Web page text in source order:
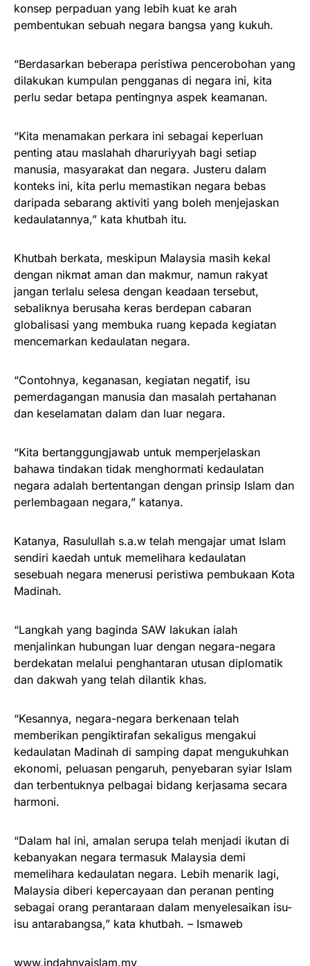
konsep perpaduan yang lebih kuat ke arah
pembentukan sebuah negara bangsa yang kukuh.
“Berdasarkan beberapa peristiwa pencerobohan yang
dilakukan kumpulan pengganas di negara ini, kita
perlu sedar betapa pentingnya aspek keamanan.
“Kita menamakan perkara ini sebagai keperluan
penting atau maslahah dharuriyyah bagi setiap
manusia, masyarakat dan negara. Justeru dalam
konteks ini, kita perlu memastikan negara bebas
daripada sebarang aktiviti yang boleh menjejaskan
kedaulatannya,” kata khutbah itu.
Khutbah berkata, meskipun Malaysia masih kekal
dengan nikmat aman dan makmur, namun rakyat
jangan terlalu selesa dengan keadaan tersebut,
sebaliknya berusaha keras berdepan cabaran
globalisasi yang membuka ruang kepada kegiatan
mencemarkan kedaulatan negara.
“Contohnya, keganasan, kegiatan negatif, isu
pemerdagangan manusia dan masalah pertahanan
dan keselamatan dalam dan luar negara.
“Kita bertanggungjawab untuk memperjelaskan
bahawa tindakan tidak menghormati kedaulatan
negara adalah bertentangan dengan prinsip Islam dan
perlembagaan negara,” katanya.
Katanya, Rasulullah s.a.w telah mengajar umat Islam
sendiri kaedah untuk memelihara kedaulatan
sesebuah negara menerusi peristiwa pembukaan Kota
Madinah.
“Langkah yang baginda SAW lakukan ialah
menjalinkan hubungan luar dengan negara-negara
berdekatan melalui penghantaran utusan diplomatik
dan dakwah yang telah dilantik khas.
“Kesannya, negara-negara berkenaan telah
memberikan pengiktirafan sekaligus mengakui
kedaulatan Madinah di samping dapat mengukuhkan
ekonomi, peluasan pengaruh, penyebaran syiar Islam
dan terbentuknya pelbagai bidang kerjasama secara
harmoni.
“Dalam hal ini, amalan serupa telah menjadi ikutan di
kebanyakan negara termasuk Malaysia demi
memelihara kedaulatan negara. Lebih menarik lagi,
Malaysia diberi kepercayaan dan peranan penting
sebagai orang perantaraan dalam menyelesaikan isu-
isu antarabangsa,” kata khutbah. – Ismaweb
www.indahnyaislam.my